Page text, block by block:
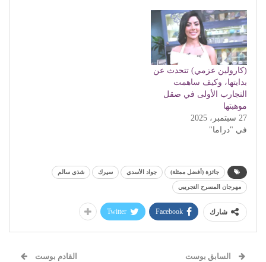
(كارولين عزمي) تتحدث عن
بدايتها، وكيف ساهمت
التجارب الأولى في صقل
موهبتها
27 سبتمبر، 2025
في "دراما"
جائزة (أفضل ممثلة) جواد الأسدي سيرك شذى سالم
مهرجان المسرح التجريبي
شارك Facebook
Twitter
السابق بوست القادم بوست